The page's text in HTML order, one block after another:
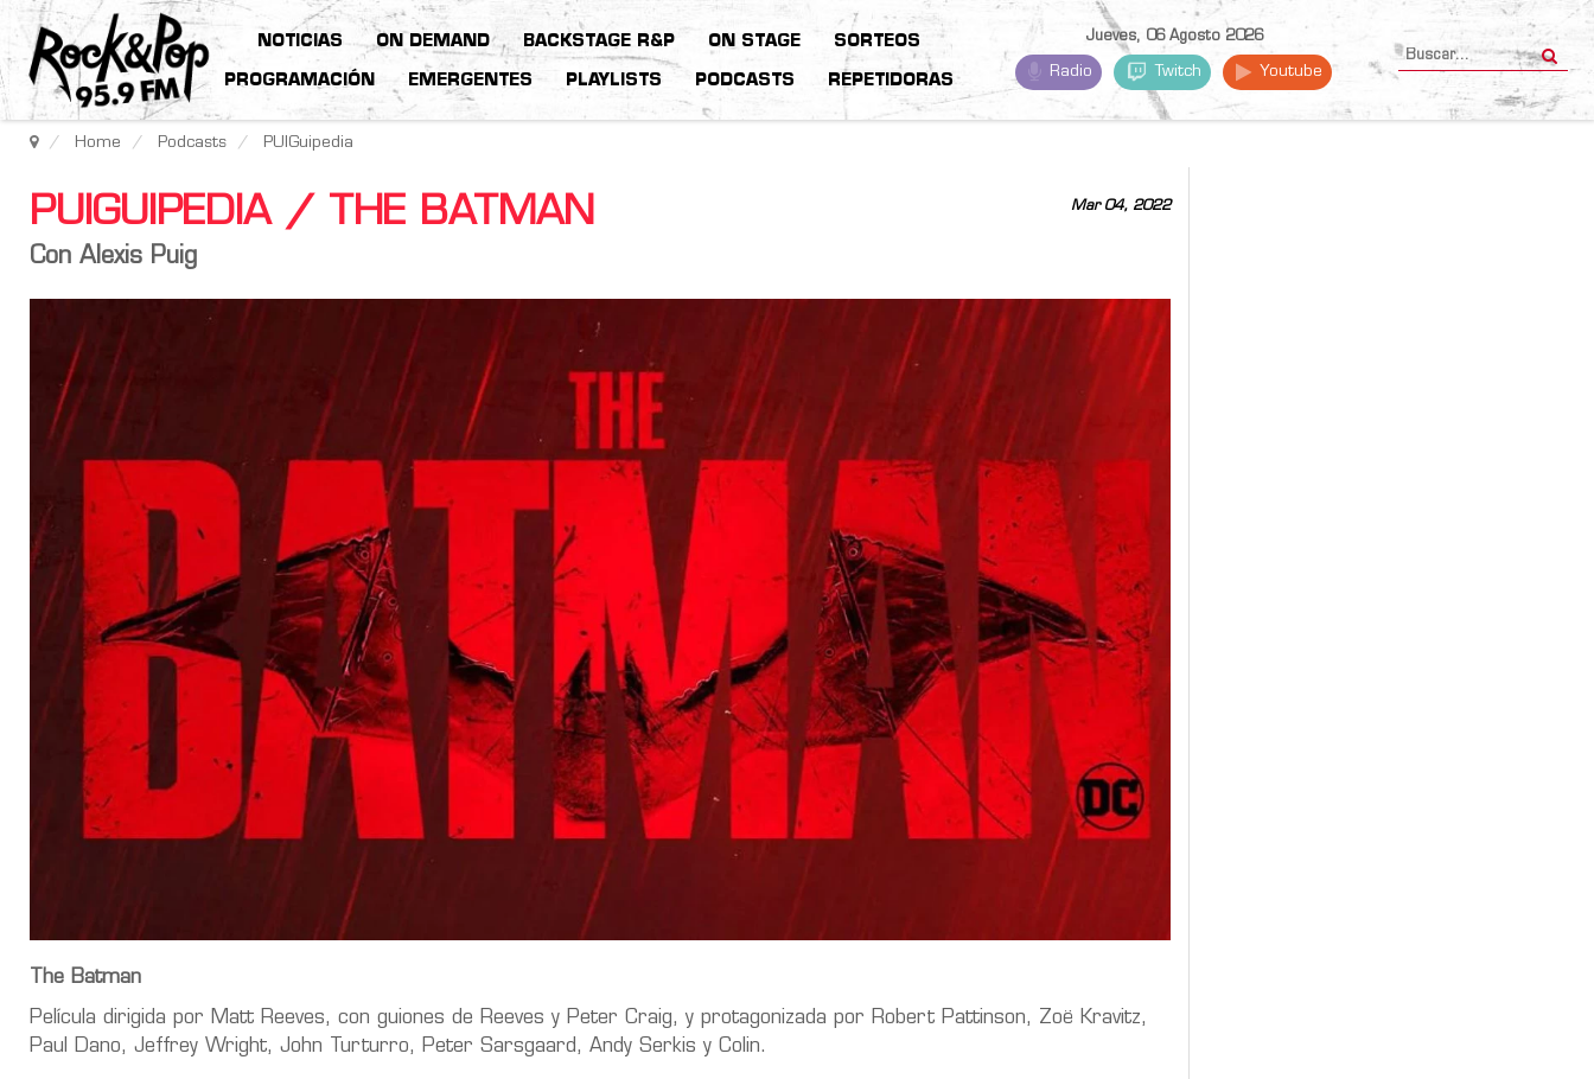
NOTICIAS ON DEMAND BACKSTAGE R&P ON STAGE SORTEOS
PROGRAMACIÓN EMERGENTES PLAYLISTS PODCASTS REPETIDORAS
Jueves, 06 Agosto 2026
Radio Twitch Youtube
Home Podcasts PUIGuipedia
Mar 04, 2022
PUIGUIPEDIA / THE BATMAN
Con Alexis Puig
The Batman
Película dirigida por Matt Reeves, con guiones de Reeves y Peter Craig, y protagonizada por Robert Pattinson, Zoë Kravitz,
Paul Dano, Jeffrey Wright, John Turturro, Peter Sarsgaard, Andy Serkis y Colin.